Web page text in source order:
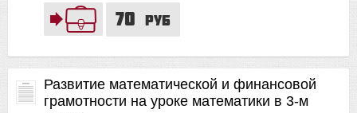
70 руб
Развитие математической и финансовой
грамотности на уроке математики в 3-м